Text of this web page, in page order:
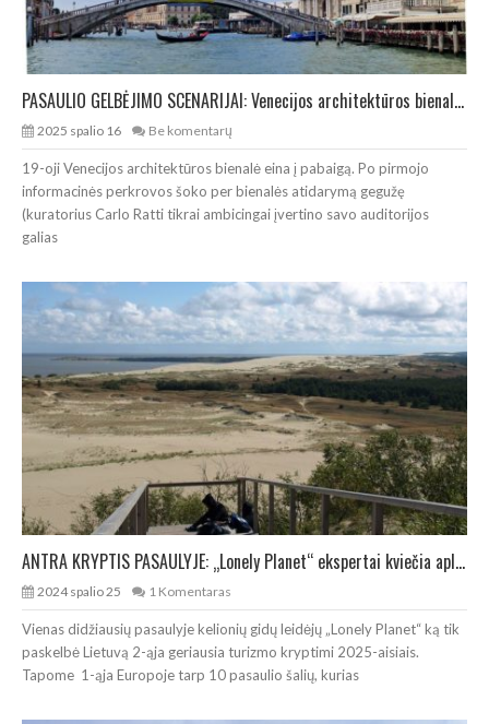
PASAULIO GELBĖJIMO SCENARIJAI: Venecijos architektūros bienalė (I dalis)
2025 spalio 16 Be komentarų
19-oji Venecijos architektūros bienalė eina į pabaigą. Po pirmojo
informacinės perkrovos šoko per bienalės atidarymą gegužę
(kuratorius Carlo Ratti tikrai ambicingai įvertino savo auditorijos
galias
ANTRA KRYPTIS PASAULYJE: „Lonely Planet“ ekspertai kviečia aplankyti Lietuvą
2024 spalio 25 1 Komentaras
Vienas didžiausių pasaulyje kelionių gidų leidėjų „Lonely Planet“ ką tik
paskelbė Lietuvą 2-ąja geriausia turizmo kryptimi 2025-aisiais.
Tapome 1-ąja Europoje tarp 10 pasaulio šalių, kurias